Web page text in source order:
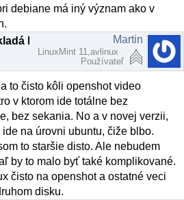
debiane má iný význam ako v
Martin
LinuxMint 11,avlinux
Používateľ
to čisto kôli openshot video
v ktorom ide totálne bez
bez sekania. No a v novej verzii,
na úrovni ubuntu, čiže blbo.
to staršie disto. Ale nebudem
by to malo byť také komplikované.
čisto na openshot a ostatné veci
disku.